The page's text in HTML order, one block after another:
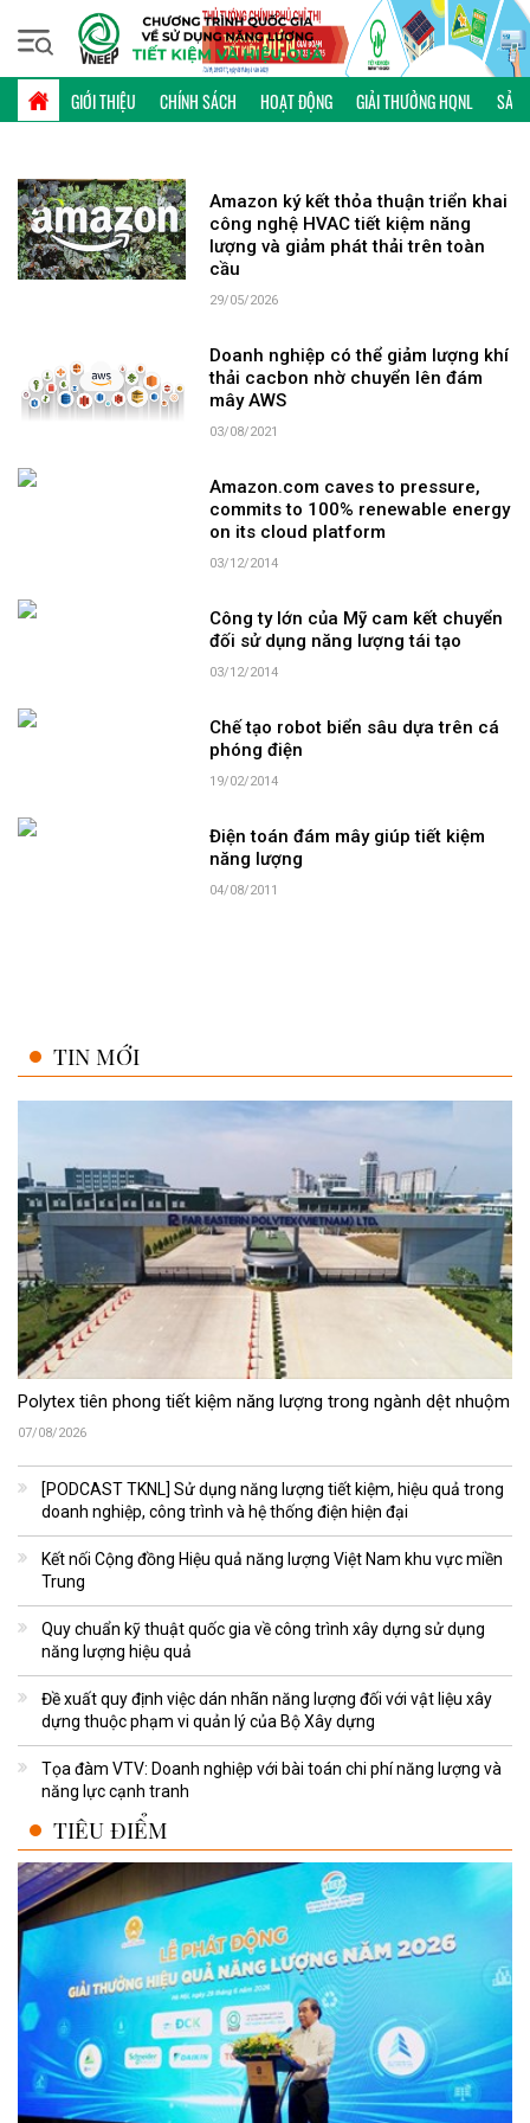
GIỚI THIỆU CHÍNH SÁCH HOẠT ĐỘNG GIẢI THƯỞNG HQNL SẢN
Thứ bảy, 08/08/2026 | 04:30 GMT+7
TỪ KHÓA: AMAZON
Amazon ký kết thỏa thuận triển khai
công nghệ HVAC tiết kiệm năng
lượng và giảm phát thải trên toàn
cầu
29/05/2026
Doanh nghiệp có thể giảm lượng khí
thải cacbon nhờ chuyển lên đám
mây AWS
03/08/2021
Amazon.com caves to pressure,
commits to 100% renewable energy
on its cloud platform
03/12/2014
Công ty lớn của Mỹ cam kết chuyển
đối sử dụng năng lượng tái tạo
03/12/2014
Chế tạo robot biển sâu dựa trên cá
phóng điện
19/02/2014
Điện toán đám mây giúp tiết kiệm
năng lượng
04/08/2011
TIN MỚI
Polytex tiên phong tiết kiệm năng lượng trong ngành dệt nhuộm
07/08/2026
[PODCAST TKNL] Sử dụng năng lượng tiết kiệm, hiệu quả trong
doanh nghiệp, công trình và hệ thống điện hiện đại
Kết nối Cộng đồng Hiệu quả năng lượng Việt Nam khu vực miền
Trung
Quy chuẩn kỹ thuật quốc gia về công trình xây dựng sử dụng
năng lượng hiệu quả
Đề xuất quy định việc dán nhãn năng lượng đối với vật liệu xây
dựng thuộc phạm vi quản lý của Bộ Xây dựng
Tọa đàm VTV: Doanh nghiệp với bài toán chi phí năng lượng và
năng lực cạnh tranh
TIÊU ĐIỂM